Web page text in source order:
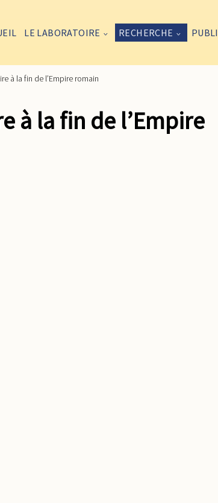
LE LABORATOIRE RECHERCHE
à la fin de l’Empire romain
à la fin de l’Empire